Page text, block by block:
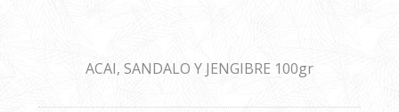
ACAI, SANDALO Y JENGIBRE 100gr